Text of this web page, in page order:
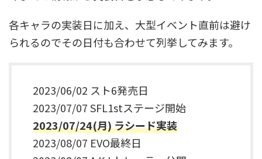
各キャラの実装日に加え、大型イベント直前は避け
られるのでその日付も合わせて列挙してみます。
2023/06/02 スト6発売日
2023/07/07 SFL1stステージ開始
2023/07/24(月)ラシード実装
2023/08/07 EVO最終日